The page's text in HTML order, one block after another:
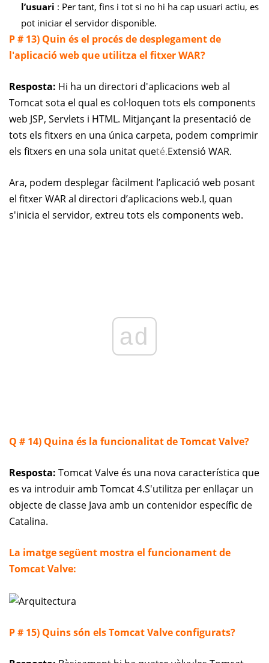
l’usuari : Per tant, fins i tot si no hi ha cap usuari actiu, es
pot iniciar el servidor disponible.
P # 13) Quin és el procés de desplegament de
l'aplicació web que utilitza el fitxer WAR?
Resposta: Hi ha un directori d'aplicacions web al
Tomcat sota el qual es col·loquen tots els components
web JSP, Servlets i HTML. Mitjançant la presentació de
tots els fitxers en una única carpeta, podem comprimir
els fitxers en una sola unitat queté.Extensió WAR.
Ara, podem desplegar fàcilment l’aplicació web posant
el fitxer WAR al directori d’aplicacions web.I, quan
s'inicia el servidor, extreu tots els components web.
ad
Q # 14) Quina és la funcionalitat de Tomcat Valve?
Resposta: Tomcat Valve és una nova característica que
es va introduir amb Tomcat 4.S'utilitza per enllaçar un
objecte de classe Java amb un contenidor específic de
Catalina.
La imatge següent mostra el funcionament de
Tomcat Valve:
P # 15) Quins són els Tomcat Valve configurats?